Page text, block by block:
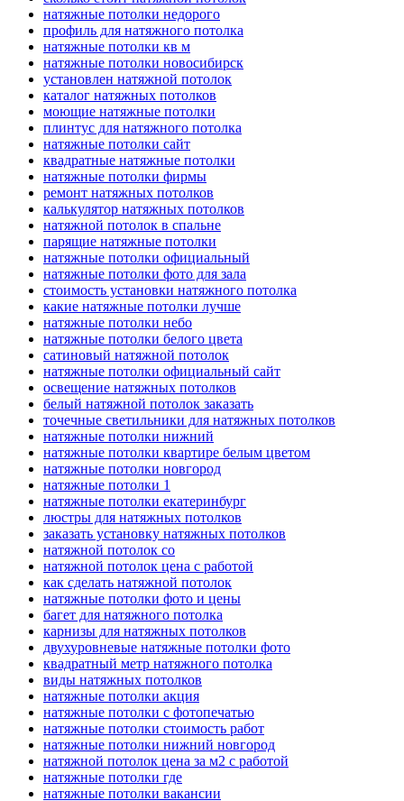
натяжные потолки недорого
профиль для натяжного потолка
натяжные потолки кв м
натяжные потолки новосибирск
установлен натяжной потолок
каталог натяжных потолков
моющие натяжные потолки
плинтус для натяжного потолка
натяжные потолки сайт
квадратные натяжные потолки
натяжные потолки фирмы
ремонт натяжных потолков
калькулятор натяжных потолков
натяжной потолок в спальне
парящие натяжные потолки
натяжные потолки официальный
натяжные потолки фото для зала
стоимость установки натяжного потолка
какие натяжные потолки лучше
натяжные потолки небо
натяжные потолки белого цвета
сатиновый натяжной потолок
натяжные потолки официальный сайт
освещение натяжных потолков
белый натяжной потолок заказать
точечные светильники для натяжных потолков
натяжные потолки нижний
натяжные потолки квартире белым цветом
натяжные потолки новгород
натяжные потолки 1
натяжные потолки екатеринбург
люстры для натяжных потолков
заказать установку натяжных потолков
натяжной потолок со
натяжной потолок цена с работой
как сделать натяжной потолок
натяжные потолки фото и цены
багет для натяжного потолка
карнизы для натяжных потолков
двухуровневые натяжные потолки фото
квадратный метр натяжного потолка
виды натяжных потолков
натяжные потолки акция
натяжные потолки с фотопечатью
натяжные потолки стоимость работ
натяжные потолки нижний новгород
натяжной потолок цена за м2 с работой
натяжные потолки где
натяжные потолки вакансии